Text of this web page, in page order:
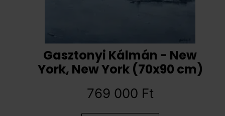
Gasztonyi Kálmán - New
York, New York (70x90 cm)
769 000 Ft